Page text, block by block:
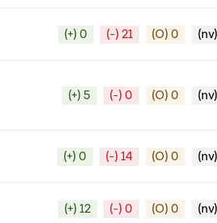
(+) 0 (-) 21 (O) 0
(+) 5 (-) 0 (O) 0
(+) 0 (-) 14 (O) 0
(+) 12 (-) 0 (O) 0